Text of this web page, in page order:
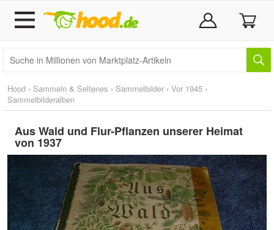
Hood › Sammeln & Seltenes › Sammelbilder › Vor 1945 ›
Sammelbilderalben
Aus Wald und Flur-Pflanzen unserer Heimat
von 1937